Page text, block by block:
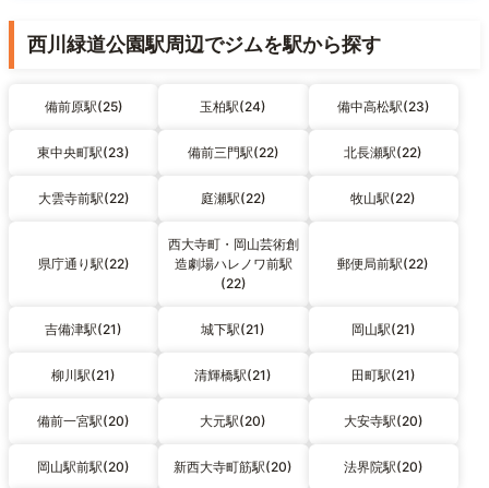
西川緑道公園駅周辺でジムを駅から探す
備前原駅(25) 玉柏駅(24) 備中高松駅(23)
東中央町駅(23) 備前三門駅(22) 北長瀬駅(22)
大雲寺前駅(22) 庭瀬駅(22) 牧山駅(22)
県庁通り駅(22)
西大寺町・岡山芸術創
造劇場ハレノワ前駅
(22)
郵便局前駅(22)
吉備津駅(21) 城下駅(21) 岡山駅(21)
柳川駅(21) 清輝橋駅(21) 田町駅(21)
備前一宮駅(20) 大元駅(20) 大安寺駅(20)
岡山駅前駅(20) 新西大寺町筋駅(20) 法界院駅(20)